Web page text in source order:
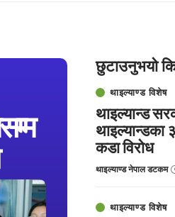
छुटाउनुभयो
थाइल्याण्ड विशेष
थाइल्यान्ड
थाइल्यान्डका
कडा विरोध
थाइल्याण्ड नेपाल डटकम
थाइल्याण्ड विशेष